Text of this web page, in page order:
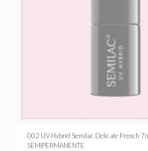
002 UV Hybrid Semilac Delicate French
SEMIPERMANENTE